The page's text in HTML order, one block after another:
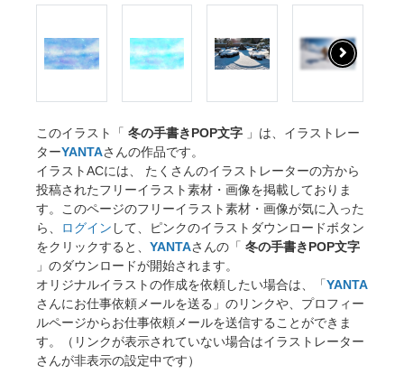
このイラスト「 冬の手書きPOP文字 」は、イラストレー
ターYANTAさんの作品です。
イラストACには、 たくさんのイラストレーターの方から
投稿されたフリーイラスト素材・画像を掲載しておりま
す。このページのフリーイラスト素材・画像が気に入った
ら、
ログイン して、ピンクのイラストダウンロードボタン
をクリックすると、 YANTAさんの「 冬の手書きPOP文字
」のダウンロードが開始されます。
オリジナルイラストの作成を依頼したい場合は、「YANTA
さんにお仕事依頼メールを送る」のリンクや、プロフィー
ルページからお仕事依頼メールを送信することができま
す。（リンクが表示されていない場合はイラストレーター
さんが非表示の設定中です）